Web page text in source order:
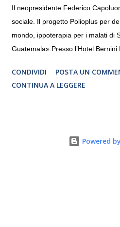
Il neopresidente Federico
sociale. Il progetto Polioplus per
mondo, ippoterapia per i malati di
Guatemala» Presso l’Hotel Bernini
programmazione del Rotary Club
i quaranta anni di attività.
riguardano sia il territorio che le
CONDIVIDI
POSTA UN
CONTINUA A LEGGERE
Powered